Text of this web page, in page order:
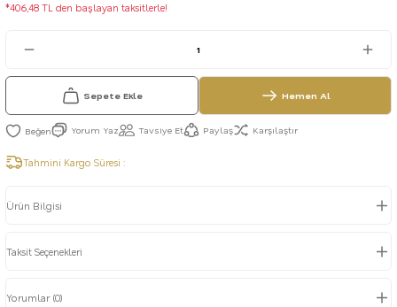
*406,48 TL den başlayan taksitlerle!
Sepete Ekle Hemen Al
Yorum Yaz Tavsiye Et Paylaş Karşılaştır
Tahmini Kargo Süresi :
Ürün Bilgisi
Taksit Seçenekleri
Yorumlar (0)